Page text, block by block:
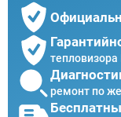
тепловизора
ремонт по